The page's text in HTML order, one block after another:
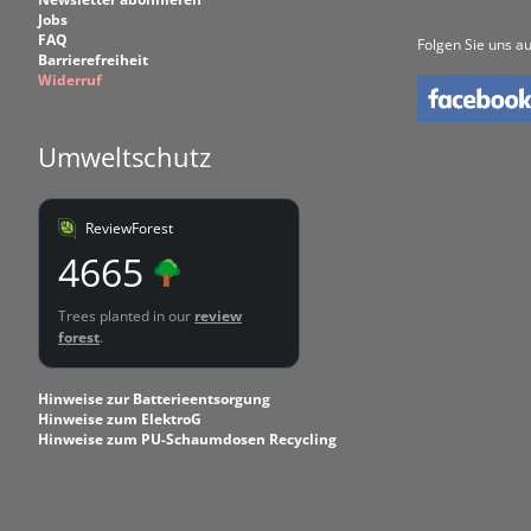
Jobs
FAQ
Barrierefreiheit
Widerruf
Umweltschutz
ReviewForest
4665
Trees planted in our review
forest.
Hinweise zur Batterieentsorgung
Hinweise zum ElektroG
Hinweise zum PU-Schaumdosen Recycling
Folgen Sie uns